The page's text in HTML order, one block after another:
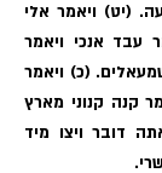
(יט) ויאמר אלי
עבד אנכי ויאמר
(כ) ויאמר
קנה קנוני מארץ
דובר ויצו מיד